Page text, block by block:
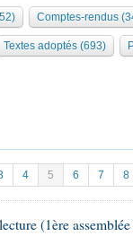
Bureau Collège des
)
Comptes-rendus
Textes adoptés (693)
4 5 6 7 8
(1ère